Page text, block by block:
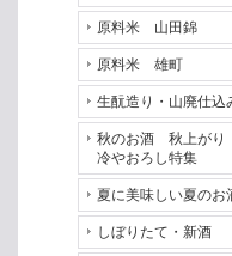
原料米 山田錦
原料米 雄町
生酛造り・山廃仕込
秋のお酒 秋上がり
冷やおろし特集
夏に美味しい夏のお
しぼりたて・新酒